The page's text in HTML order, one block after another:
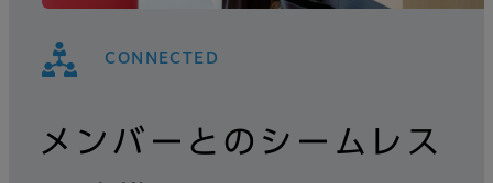
CONNECTED
メンバーとのシームレス